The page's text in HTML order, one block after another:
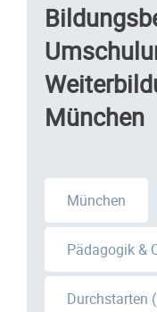
München
München
Pädagogik &
Durchstarten